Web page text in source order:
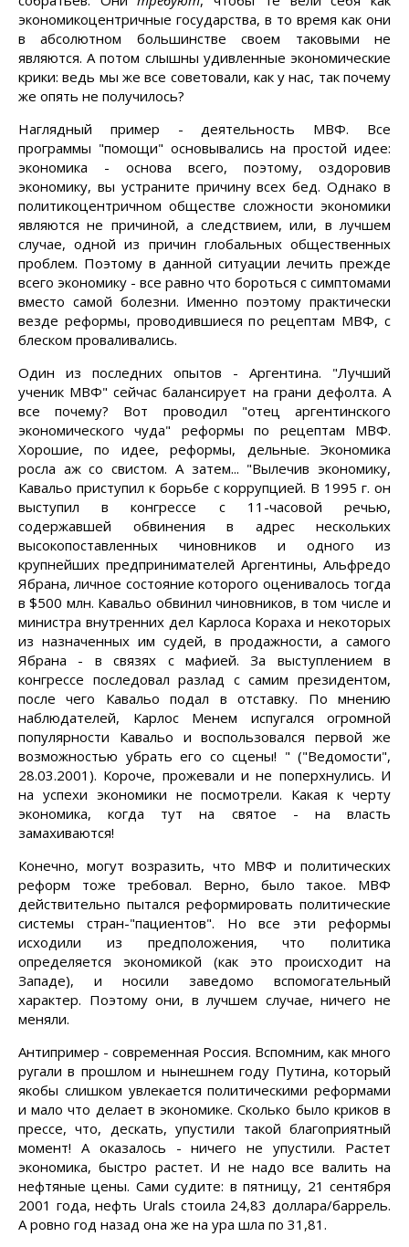
экономикоцентричные государства, в то время как они
в абсолютном большинстве своем таковыми не
являются. А потом слышны удивленные экономические
крики: ведь мы же все советовали, как у нас, так почему
же опять не получилось?
Наглядный пример - деятельность МВФ. Все
программы "помощи" основывались на простой идее:
экономика - основа всего, поэтому, оздоровив
экономику, вы устраните причину всех бед. Однако в
политикоцентричном обществе сложности экономики
являются не причиной, а следствием, или, в лучшем
случае, одной из причин глобальных общественных
проблем. Поэтому в данной ситуации лечить прежде
всего экономику - все равно что бороться с симптомами
вместо самой болезни. Именно поэтому практически
везде реформы, проводившиеся по рецептам МВФ, с
блеском проваливались.
Один из последних опытов - Аргентина. "Лучший
ученик МВФ" сейчас балансирует на грани дефолта. А
все почему? Вот проводил "отец аргентинского
экономического чуда" реформы по рецептам МВФ.
Хорошие, по идее, реформы, дельные. Экономика
росла аж со свистом. А затем... "Вылечив экономику,
Кавальо приступил к борьбе с коррупцией. В 1995 г. он
выступил в конгрессе с 11-часовой речью,
содержавшей обвинения в адрес нескольких
высокопоставленных чиновников и одного из
крупнейших предпринимателей Аргентины, Альфредо
Ябрана, личное состояние которого оценивалось тогда
в $500 млн. Кавальо обвинил чиновников, в том числе и
министра внутренних дел Карлоса Кораха и некоторых
из назначенных им судей, в продажности, а самого
Ябрана - в связях с мафией. За выступлением в
конгрессе последовал разлад с самим президентом,
после чего Кавальо подал в отставку. По мнению
наблюдателей, Карлос Менем испугался огромной
популярности Кавальо и воспользовался первой же
возможностью убрать его со сцены! " ("Ведомости",
28.03.2001). Короче, прожевали и не поперхнулись. И
на успехи экономики не посмотрели. Какая к черту
экономика, когда тут на святое - на власть
замахиваются!
Конечно, могут возразить, что МВФ и политических
реформ тоже требовал. Верно, было такое. МВФ
действительно пытался реформировать политические
системы стран-"пациентов". Но все эти реформы
исходили из предположения, что политика
определяется экономикой (как это происходит на
Западе), и носили заведомо вспомогательный
характер. Поэтому они, в лучшем случае, ничего не
меняли.
Антипример - современная Россия. Вспомним, как много
ругали в прошлом и нынешнем году Путина, который
якобы слишком увлекается политическими реформами
и мало что делает в экономике. Сколько было криков в
прессе, что, дескать, упустили такой благоприятный
момент! А оказалось - ничего не упустили. Растет
экономика, быстро растет. И не надо все валить на
нефтяные цены. Сами судите: в пятницу, 21 сентября
2001 года, нефть Urals стоила 24,83 доллара/баррель.
А ровно год назад она же на ура шла по 31,81.